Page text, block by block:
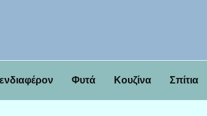
Φυτά Κουζίνα Σπίτια